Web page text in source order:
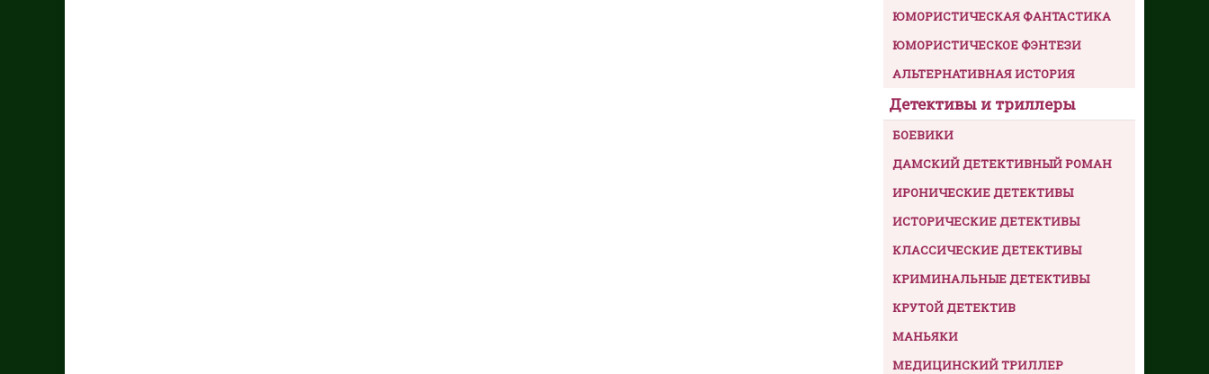
ЮМОРИСТИЧЕСКАЯ ФАНТАСТИКА
ЮМОРИСТИЧЕСКОЕ ФЭНТЕЗИ
АЛЬТЕРНАТИВНАЯ ИСТОРИЯ
Детективы и триллеры
БОЕВИКИ
ДАМСКИЙ ДЕТЕКТИВНЫЙ РОМАН
ИРОНИЧЕСКИЕ ДЕТЕКТИВЫ
ИСТОРИЧЕСКИЕ ДЕТЕКТИВЫ
КЛАССИЧЕСКИЕ ДЕТЕКТИВЫ
КРИМИНАЛЬНЫЕ ДЕТЕКТИВЫ
КРУТОЙ ДЕТЕКТИВ
МАНЬЯКИ
МЕДИЦИНСКИЙ ТРИЛЛЕР